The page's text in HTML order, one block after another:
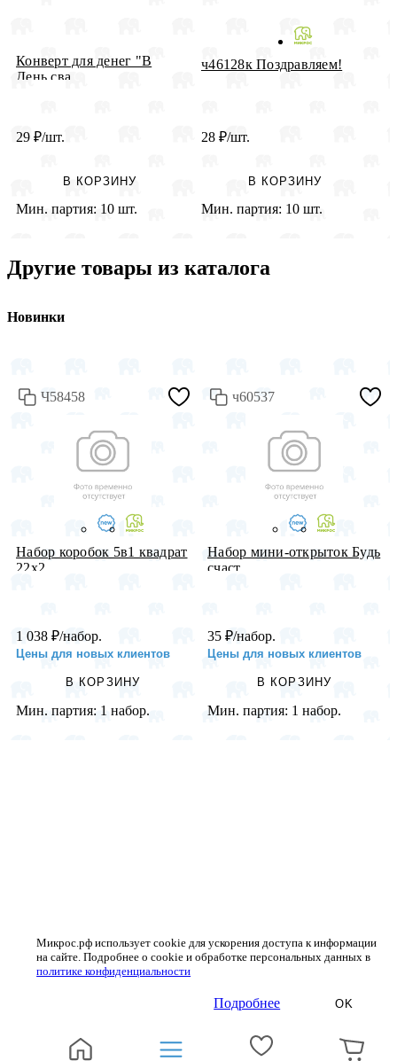
Конверт для денег "В
День сва...
29 ₽/шт.
В КОРЗИНУ
Мин. партия: 10 шт.
ч46128к Поздравляем!
28 ₽/шт.
В КОРЗИНУ
Мин. партия: 10 шт.
Другие товары из каталога
Новинки
Ч58458
Набор коробок 5в1 квадрат
22х2...
1 038 ₽/набор.
Цены для новых клиентов
В КОРЗИНУ
Мин. партия: 1 набор.
ч60537
Набор мини-открыток Будь
счаст...
35 ₽/набор.
Цены для новых клиентов
В КОРЗИНУ
Мин. партия: 1 набор.
Микрос.рф использует cookie для ускорения доступа к информации
на сайте. Подробнее о cookie и обработке персональных данных в
политике конфиденциальности
Подробнее OK